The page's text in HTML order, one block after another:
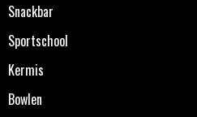
Snackbar
Sportschool
Kermis
Bowlen